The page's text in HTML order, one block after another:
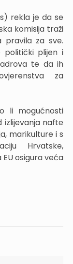
rekla je da se
komisija traži
pravila za sve.
politički plijen i
te da ih
za
li mogućnosti
izlijevanja nafte
marikulture i s
Hrvatske,
osigura veća